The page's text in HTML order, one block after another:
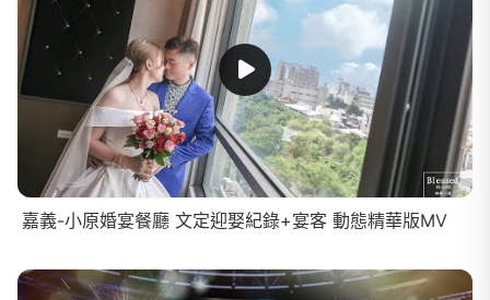
嘉義-小原婚宴餐廳 文定迎娶紀錄+宴客 動態精華版MV